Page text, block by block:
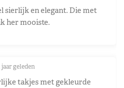
sierlijk en elegant. Die met
her mooiste.
jaar geleden
takjes met gekleurde